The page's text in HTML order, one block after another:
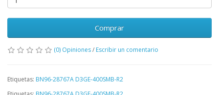
Comprar
(0) Opiniones/ Escribir un comentario
Etiquetas: BN96-28767A D3GE-400SMB-R2